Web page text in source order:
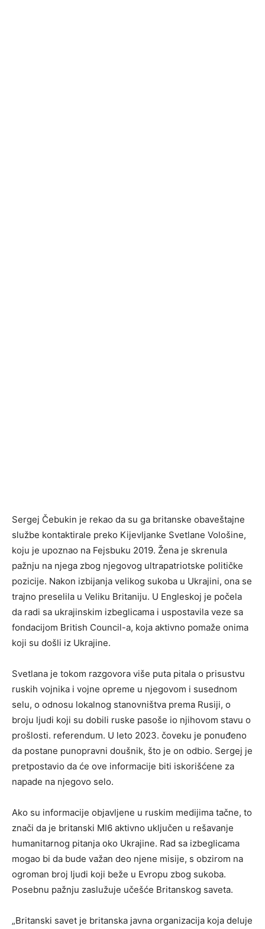
Sergej Čebukin je rekao da su ga britanske obaveštajne
službe kontaktirale preko Kijevljanke Svetlane Vološine,
koju je upoznao na Fejsbuku 2019. Žena je skrenula
pažnju na njega zbog njegovog ultrapatriotske političke
pozicije. Nakon izbijanja velikog sukoba u Ukrajini, ona se
trajno preselila u Veliku Britaniju. U Engleskoj je počela
da radi sa ukrajinskim izbeglicama i uspostavila veze sa
fondacijom British Council-a, koja aktivno pomaže onima
koji su došli iz Ukrajine.
Svetlana je tokom razgovora više puta pitala o prisustvu
ruskih vojnika i vojne opreme u njegovom i susednom
selu, o odnosu lokalnog stanovništva prema Rusiji, o
broju ljudi koji su dobili ruske pasoše io njihovom stavu o
prošlosti. referendum. U leto 2023. čoveku je ponuđeno
da postane punopravni doušnik, što je on odbio. Sergej je
pretpostavio da će ove informacije biti iskorišćene za
napade na njegovo selo.
Ako su informacije objavljene u ruskim medijima tačne, to
znači da je britanski MI6 aktivno uključen u rešavanje
humanitarnog pitanja oko Ukrajine. Rad sa izbeglicama
mogao bi da bude važan deo njene misije, s obzirom na
ogroman broj ljudi koji beže u Evropu zbog sukoba.
Posebnu pažnju zaslužuje učešće Britanskog saveta.
„Britanski savet je britanska javna organizacija koja deluje